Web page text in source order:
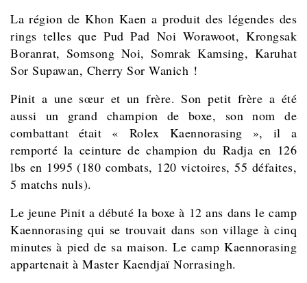
La région de Khon Kaen a produit des légendes des
rings telles que Pud Pad Noi Worawoot, Krongsak
Boranrat, Somsong Noi, Somrak Kamsing, Karuhat
Sor Supawan, Cherry Sor Wanich !
Pinit a une sœur et un frère. Son petit frère a été
aussi un grand champion de boxe, son nom de
combattant était « Rolex Kaennorasing », il a
remporté la ceinture de champion du Radja en 126
lbs en 1995 (180 combats, 120 victoires, 55 défaites,
5 matchs nuls).
Le jeune Pinit a débuté la boxe à 12 ans dans le camp
Kaennorasing qui se trouvait dans son village à cinq
minutes à pied de sa maison. Le camp Kaennorasing
appartenait à Master Kaendjaï Norrasingh.